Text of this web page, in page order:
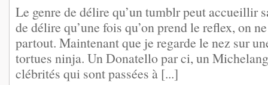
Le genre de délire qu’un tumblr peut accueillir
de délire qu’une fois qu’on prend le reflex, on
partout. Maintenant que je regarde le nez sur
tortues ninja. Un Donatello par ci, un
clébrités qui sont passées à [...]